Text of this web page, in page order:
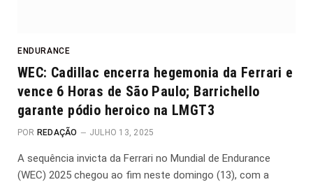
ENDURANCE
WEC: Cadillac encerra hegemonia da Ferrari e
vence 6 Horas de São Paulo; Barrichello
garante pódio heroico na LMGT3
POR REDAÇÃO JULHO 13, 2025
A sequência invicta da Ferrari no Mundial de Endurance
(WEC) 2025 chegou ao fim neste domingo (13), com a